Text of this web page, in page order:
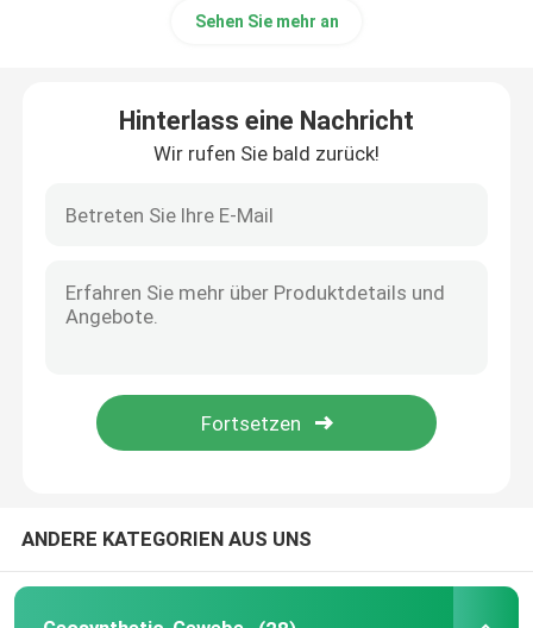
Produkte
Videos
Sehen Sie mehr an
Hinterlass eine Nachricht
Wir rufen Sie bald zurück!
ANDERE KATEGORIEN AUS UNS